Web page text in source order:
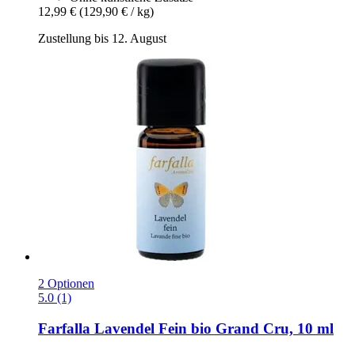
12,99 € (129,90 € / kg)
Zustellung bis 12. August
2 Optionen
5.0 (1)
Farfalla Lavendel Fein bio Grand Cru, 10 ml